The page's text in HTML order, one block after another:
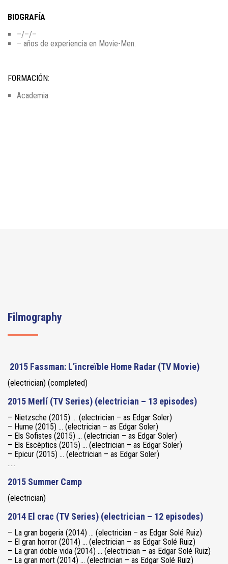
BIOGRAFÍA
–/–/–
– años de experiencia en Movie-Men.
FORMACIÓN:
Academia
Filmography
2015 Fassman: L’increïble Home Radar (TV Movie)
(electrician) (completed)
2015 Merlí (TV Series) (electrician – 13 episodes)
– Nietzsche (2015) … (electrician – as Edgar Soler)
– Hume (2015) … (electrician – as Edgar Soler)
– Els Sofistes (2015) … (electrician – as Edgar Soler)
– Els Escèptics (2015) … (electrician – as Edgar Soler)
– Epicur (2015) … (electrician – as Edgar Soler)
…..
2015 Summer Camp
(electrician)
2014 El crac (TV Series) (electrician – 12 episodes)
– La gran bogeria (2014) … (electrician – as Edgar Solé Ruiz)
– El gran horror (2014) … (electrician – as Edgar Solé Ruiz)
– La gran doble vida (2014) … (electrician – as Edgar Solé Ruiz)
– La gran mort (2014) … (electrician – as Edgar Solé Ruiz)